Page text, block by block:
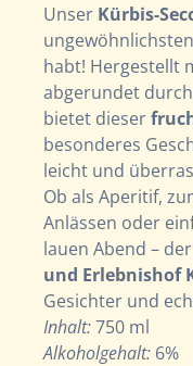
Unser Kürbis-
habt! Hergestellt
abgerundet
bietet dieser
besonderes
leicht und
Ob als Aperitif,
Anlässen oder
lauen Abend – der
und Erlebnishof
Gesichter und
Inhalt:750 ml
Alkoholgehalt: 6%